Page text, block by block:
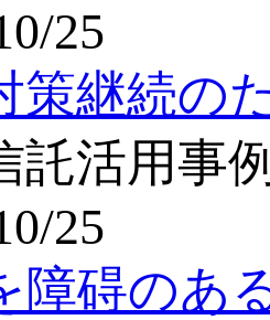
25
策継続の
託活用事
25
障碍のあ